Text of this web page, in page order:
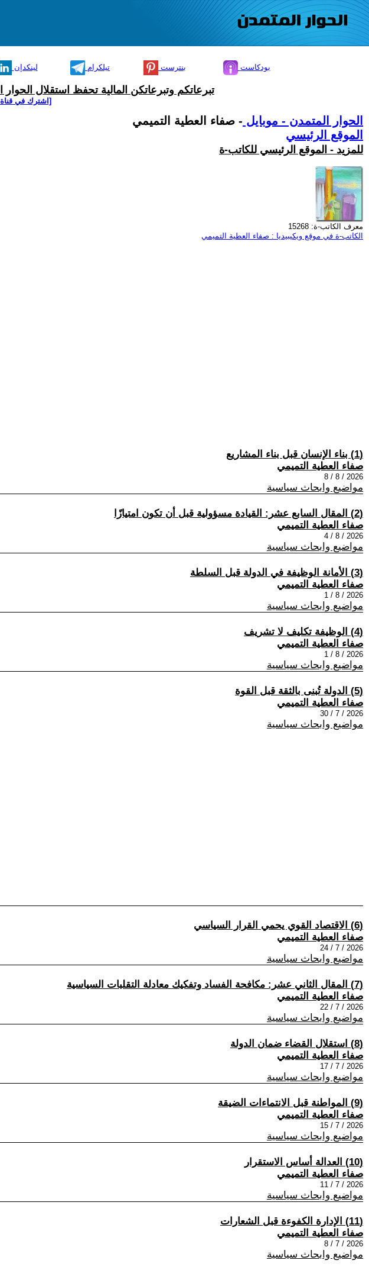
لينكدإن تيلكرام بنترست بودكاست
تبرعاتكم وتبرعاتكن المالية تحفظ استقلال
[اشترك في قناة
الحوار المتمدن - موبايل - صفاء العطية التميمي
الموقع الرئيسي
للمزيد - الموقع الرئيسي للكاتب-ة
معرف الكاتب-ة: 15268
الكاتب-ة في موقع ويكيبيديا : صفاء العطية التميمي
(1) بناء الإنسان قبل بناء المشاريع
صفاء العطية التميمي
2026 / 8 / 8
مواضيع وابحاث سياسية
(2) المقال السابع عشر: القيادة مسؤولية قبل أن تكون امتيازًا
صفاء العطية التميمي
2026 / 8 / 4
مواضيع وابحاث سياسية
(3) الأمانة الوظيفة في الدولة قبل السلطة
صفاء العطية التميمي
2026 / 8 / 1
مواضيع وابحاث سياسية
(4) الوظيفة تكليف لا تشريف
صفاء العطية التميمي
2026 / 8 / 1
مواضيع وابحاث سياسية
(5) الدولة تُبنى بالثقة قبل القوة
صفاء العطية التميمي
2026 / 7 / 30
مواضيع وابحاث سياسية
(6) الاقتصاد القوي يحمي القرار السياسي
صفاء العطية التميمي
2026 / 7 / 24
مواضيع وابحاث سياسية
(7) المقال الثاني عشر: مكافحة الفساد وتفكيك معادلة التقلبات السياسية
صفاء العطية التميمي
2026 / 7 / 22
مواضيع وابحاث سياسية
(8) استقلال القضاء ضمان الدولة
صفاء العطية التميمي
2026 / 7 / 17
مواضيع وابحاث سياسية
(9) المواطنة قبل الانتماءات الضيقة
صفاء العطية التميمي
2026 / 7 / 15
مواضيع وابحاث سياسية
(10) العدالة أساس الاستقرار
صفاء العطية التميمي
2026 / 7 / 11
مواضيع وابحاث سياسية
(11) الإدارة الكفوءة قبل الشعارات
صفاء العطية التميمي
2026 / 7 / 8
مواضيع وابحاث سياسية